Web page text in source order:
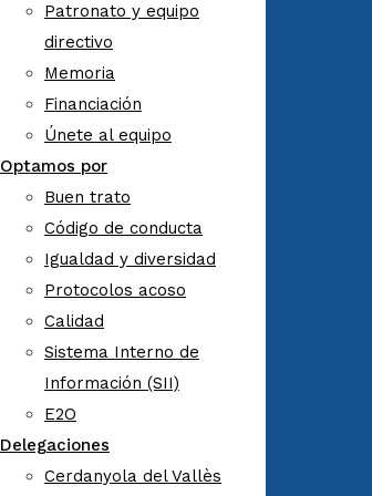
Patronato y equipo
directivo
Memoria
Financiación
Únete al equipo
Optamos por
Buen trato
Código de conducta
Igualdad y diversidad
Protocolos acoso
Calidad
Sistema Interno de
Información (SII)
E2O
Delegaciones
Cerdanyola del Vallès